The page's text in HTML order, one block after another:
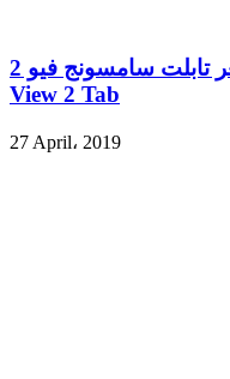
مواصفات وسعر تابلت سامسونج فيو 2 – Samsung
View 2 Tab
27 April، 2019